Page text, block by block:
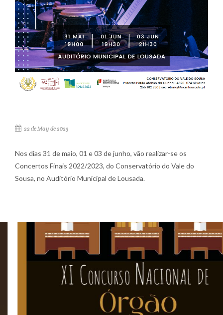
22 de May de 2023
Nos dias 31 de maio, 01 e 03 de junho, vão realizar-se os
Concertos Finais 2022/2023, do Conservatório do Vale do
Sousa, no Auditório Municipal de Lousada.